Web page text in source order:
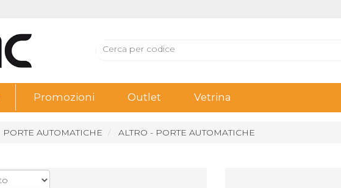
Promozioni Outlet Vetrina
PORTE AUTOMATICHE ALTRO - PORTE AUTOMATICHE